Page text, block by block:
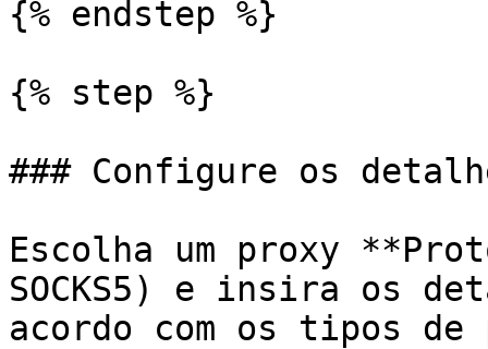
{% endstep %}
{% step %}
### Configure os
Escolha um proxy
SOCKS5) e insira os
acordo com os tipos